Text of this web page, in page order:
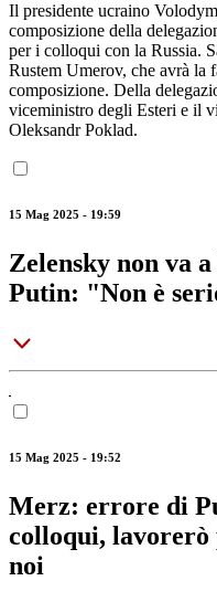
Il presidente ucraino
composizione della
per i colloqui con la Russia.
Rustem Umerov, che avrà la
composizione. Della
viceministro degli Esteri e il
Oleksandr Poklad.
15 Mag 2025 - 19:59
Zelensky non va
Putin: "Non è
15 Mag 2025 - 19:52
Merz: errore di
colloqui, lavorerò
noi